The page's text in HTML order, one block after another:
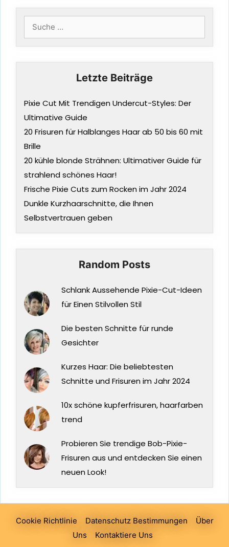
Suche
nach:
Letzte Beiträge
Pixie Cut Mit Trendigen Undercut-Styles: Der
Ultimative Guide
20 Frisuren für Halblanges Haar ab 50 bis 60 mit
Brille
20 kühle blonde Strähnen: Ultimativer Guide für
strahlend schönes Haar!
Frische Pixie Cuts zum Rocken im Jahr 2024
Dunkle Kurzhaarschnitte, die Ihnen
Selbstvertrauen geben
Random Posts
Schlank Aussehende Pixie-Cut-Ideen
für Einen Stilvollen Stil
Die besten Schnitte für runde
Gesichter
Kurzes Haar: Die beliebtesten
Schnitte und Frisuren im Jahr 2024
10x schöne kupferfrisuren, haarfarben
trend
Probieren Sie trendige Bob-Pixie-
Frisuren aus und entdecken Sie einen
neuen Look!
Cookie Richtlinie Datenschutz Bestimmungen
Über
Uns
Kontaktiere Uns